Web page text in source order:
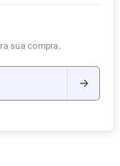
sua compra.